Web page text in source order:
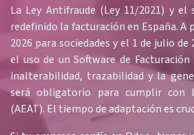
La Ley Antifraude (Ley 11/2021) y el
redefinido la facturación en España. A
2026 para sociedades y el 1 de julio
el uso de un Software de
inalterabilidad, trazabilidad y la
será obligatorio para cumplir con
(AEAT). El tiempo de adaptación es